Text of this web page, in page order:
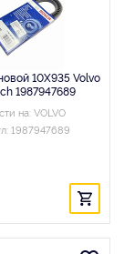
10X935 Volvo
1987947689
на: VOLVO
1987947689